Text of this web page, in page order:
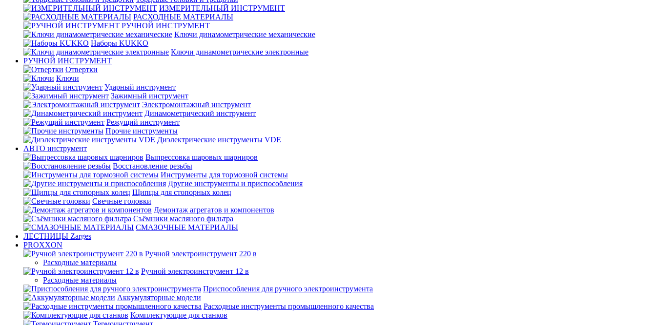
ИЗМЕРИТЕЛЬНЫЙ ИНСТРУМЕНТ
РАСХОДНЫЕ МАТЕРИАЛЫ
РУЧНОЙ ИНСТРУМЕНТ
Ключи динамометрические механические
Наборы KUKKO
Ключи динамометрические электронные
РУЧНОЙ ИНСТРУМЕНТ
Отвертки
Ключи
Ударный инструмент
Зажимный инструмент
Электромонтажный инструмент
Динамометрический инструмент
Режущий инструмент
Прочие инструменты
Диэлектрические инструменты VDE
АВТО инструмент
Выпрессовка шаровых шарниров
Восстановление резьбы
Инструменты для тормозной системы
Другие инструменты и приспособления
Щипцы для стопорных колец
Свечные головки
Демонтаж агрегатов и компонентов
Съёмники масляного фильтра
СМАЗОЧНЫЕ МАТЕРИАЛЫ
ЛЕСТНИЦЫ Zarges
PROXXON
Ручной электроинструмент 220 в
Расходные материалы
Ручной электроинструмент 12 в
Расходные материалы
Приспособления для ручного электроинструмента
Аккумуляторные модели
Расходные инструменты промышленного качества
Комплектующие для станков